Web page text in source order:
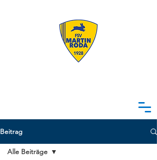
Beitrag
Alle Beiträge